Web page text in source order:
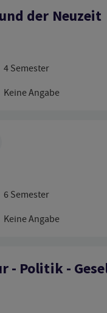
der Neuzeit
4 Semester
Keine Angabe
6 Semester
Keine Angabe
- Politik -